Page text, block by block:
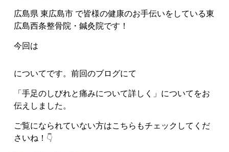
広島県 東広島市 で皆様の健康のお手伝いをしている東
広島西条整骨院・鍼灸院です！
今回は
についてです。前回のブログにて
「手足のしびれと痛みについて詳しく
」についてをお
伝えしました。
ご覧になられていない方はこちらもチェックしてくだ
さいね！ 👇